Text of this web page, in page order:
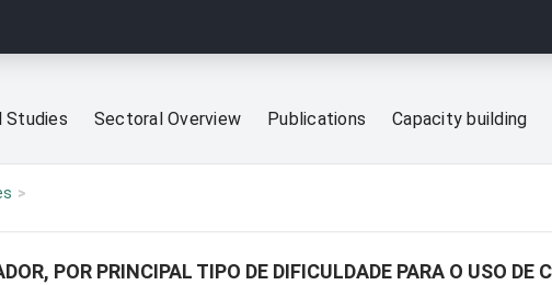
Studies Sectoral Overview Publications Capacity building
POR PRINCIPAL TIPO DE DIFICULDADE PARA O USO DE